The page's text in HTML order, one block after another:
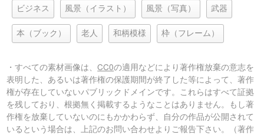
ビジネス 風景（イラスト） 風景（写真） 武器
本（ブック） 老人 和柄模様 枠（フレーム）
・すべての素材画像は、CC0の適用などにより著作権放棄の意志を
表明した、あるいは著作権の保護期間が終了した等によって、著作
権が存在していないパブリックドメインです。これらはすべて証拠
を残しており、根拠無く掲載するようなことはありません。もし著
作権を放棄していないのにもかかわらず、自分の作品が公開されて
いるという場合は、上記のお問い合わせよりご報告下さい。（著作